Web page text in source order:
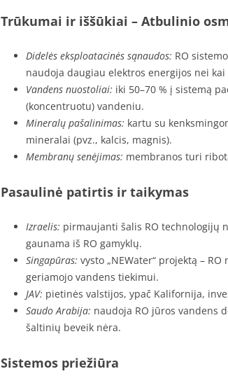
Trūkumai ir iššūkiai – Atbulinio
Didelės eksploatacinės sąnaudos: RO
naudoja daugiau elektros energijos nei
Vandens nuostoliai: iki 50–70 % į sistemą
(koncentruotu) vandeniu.
Mineralų pašalinimas: kartu su
mineralai (pvz., kalcis, magnis).
Membranų senėjimas: membranos turi
Pasaulinė patirtis ir taikymas
Izraelis: pirmaujanti šalis RO technologijų
gaunama iš RO gamyklų.
Singapūras: vysto „NEWater“ projektą –
geriamojo vandens tiekimui.
JAV: pietinės valstijos, ypač Kalifornija,
Saudo Arabija: naudoja RO jūros vandens
šaltinių beveik nėra.
Sistemos priežiūra